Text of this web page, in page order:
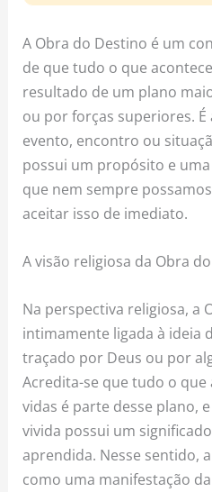
A Obra do Destino é um
de que tudo o que
resultado de um plano
ou por forças superiores. É
evento, encontro ou
possui um propósito e
que nem sempre
aceitar isso de imediato.
A visão religiosa da Obra
Na perspectiva religiosa, a
intimamente ligada à ideia
traçado por Deus ou por
Acredita-se que tudo o que
vidas é parte desse plano,
vivida possui um
aprendida. Nesse sentido,
como uma manifestação